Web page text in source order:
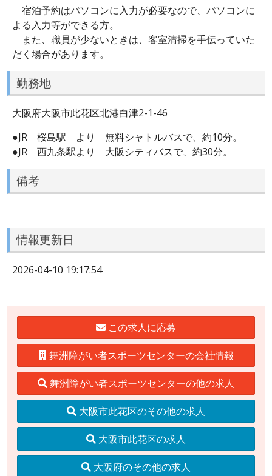
宿泊予約はパソコンに入力が必要なので、パソコンに
よる入力等ができる方。
また、職員が少ないときは、客室清掃を手伝っていた
だく場合があります。
勤務地
大阪府大阪市此花区北港白津2-1-46
●JR 桜島駅 より 無料シャトルバスで、約10分。
●JR 西九条駅より 大阪シティバスで、約30分。
備考
情報更新日
2026-04-10 19:17:54
この求人に応募
舞洲障がい者スポーツセンターの会社情報
舞洲障がい者スポーツセンターの他の求人
大阪市此花区のその他の求人
大阪市此花区の求人
大阪府のその他の求人